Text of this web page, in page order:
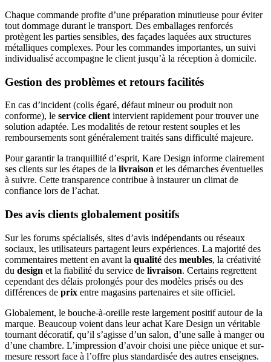
Chaque commande profite d’une préparation minutieuse pour éviter
tout dommage durant le transport. Des emballages renforcés
protègent les parties sensibles, des façades laquées aux structures
métalliques complexes. Pour les commandes importantes, un suivi
individualisé accompagne le client jusqu’à la réception à domicile.
Gestion des problèmes et retours facilités
En cas d’incident (colis égaré, défaut mineur ou produit non
conforme), le service client intervient rapidement pour trouver une
solution adaptée. Les modalités de retour restent souples et les
remboursements sont généralement traités sans difficulté majeure.
Pour garantir la tranquillité d’esprit, Kare Design informe clairement
ses clients sur les étapes de la livraison et les démarches éventuelles
à suivre. Cette transparence contribue à instaurer un climat de
confiance lors de l’achat.
Des avis clients globalement positifs
Sur les forums spécialisés, sites d’avis indépendants ou réseaux
sociaux, les utilisateurs partagent leurs expériences. La majorité des
commentaires mettent en avant la qualité des meubles, la créativité
du design et la fiabilité du service de livraison. Certains regrettent
cependant des délais prolongés pour des modèles prisés ou des
différences de prix entre magasins partenaires et site officiel.
Globalement, le bouche-à-oreille reste largement positif autour de la
marque. Beaucoup voient dans leur achat Kare Design un véritable
tournant décoratif, qu’il s’agisse d’un salon, d’une salle à manger ou
d’une chambre. L’impression d’avoir choisi une pièce unique et sur-
mesure ressort face à l’offre plus standardisée des autres enseignes.